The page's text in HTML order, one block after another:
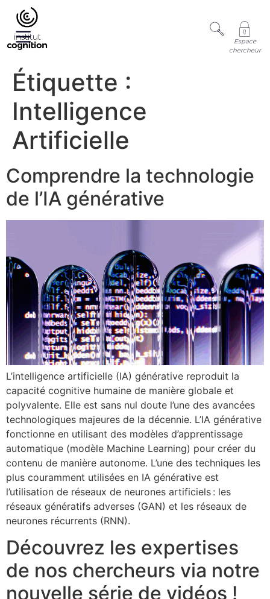
Espace
chercheur
Étiquette :
Intelligence
Artificielle
Comprendre la technologie
de l’IA générative
L’intelligence artificielle (IA) générative reproduit la
capacité cognitive humaine de manière globale et
polyvalente. Elle est sans nul doute l’une des avancées
technologiques majeures de la décennie. L’IA générative
fonctionne en utilisant des modèles d’apprentissage
automatique (modèle Machine Learning) pour créer du
contenu de manière autonome. L’une des techniques les
plus couramment utilisées en IA générative est
l’utilisation de réseaux de neurones artificiels : les
réseaux génératifs adverses (GAN) et les réseaux de
neurones récurrents (RNN).
Découvrez les expertises
de nos chercheurs via notre
nouvelle série de vidéos !